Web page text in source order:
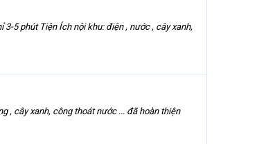
3-5 phút Tiện Ích nội khu: điện , nước , cây xanh,
, cây xanh, công thoát nước ... đã hoàn thiện